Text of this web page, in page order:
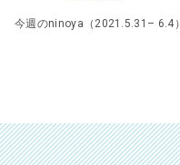
今週のninoya（2021.5.31– 6.4）